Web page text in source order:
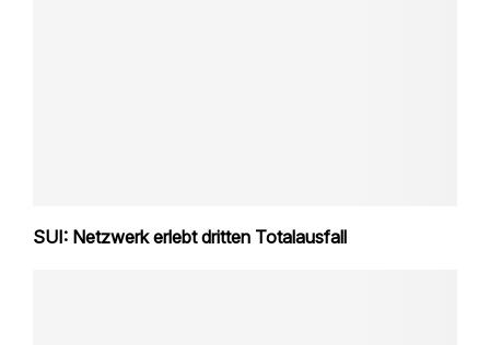
SUI: Netzwerk erlebt dritten Totalausfall